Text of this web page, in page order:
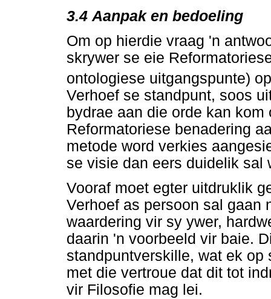
3.4 Aanpak en bedoeling
Om op hierdie vraag 'n
skrywer se eie
ontologiese uitgangspunte)
Verhoef se standpunt, soos
bydrae aan die orde kan
Reformatoriese benadering
metode word verkies
se visie dan eers duidelik sal
Vooraf moet egter uitdruklik
Verhoef as persoon sal gaan
waardering vir sy ywer,
daarin 'n voorbeeld vir baie.
standpuntverskille, wat ek
met die vertroue dat dit tot
vir Filosofie mag lei.